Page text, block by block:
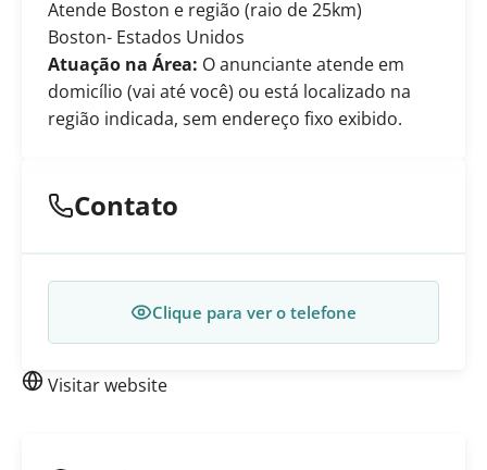
Atende Boston e região (raio de 25km)
Boston- Estados Unidos
Atuação na Área: O anunciante atende em
domicílio (vai até você) ou está localizado na
região indicada, sem endereço fixo exibido.
Contato
Clique para ver o telefone
Visitar website